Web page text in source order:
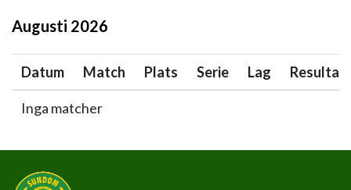
Augusti 2026
Datum Match Plats Serie Lag Resultat
Inga matcher